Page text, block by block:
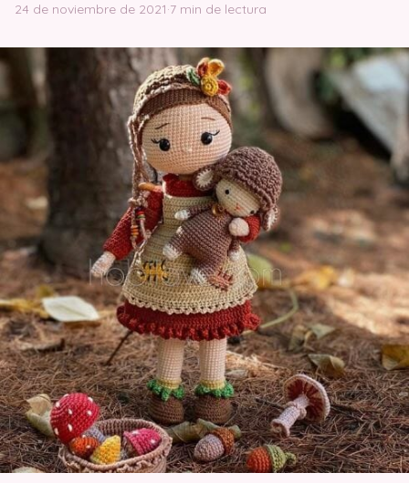
24 de noviembre de 2021·7 min de lectura